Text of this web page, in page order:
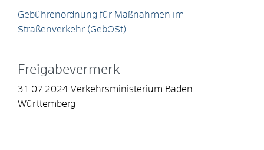
Gebührenordnung für Maßnahmen im
Straßenverkehr (GebOSt)
Freigabevermerk
31.07.2024 Verkehrsministerium Baden-
Württemberg